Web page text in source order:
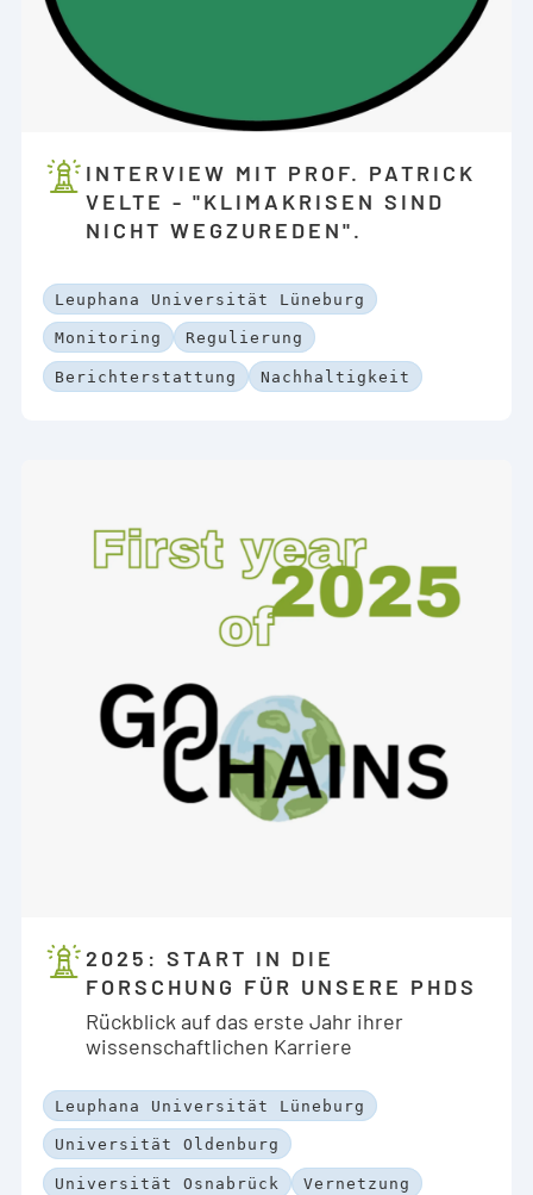
INTERVIEW MIT PROF. PATRICK
VELTE - "KLIMAKRISEN SIND
NICHT WEGZUREDEN".
Leuphana Universität Lüneburg
Monitoring Regulierung
Berichterstattung Nachhaltigkeit
2025: START IN DIE
FORSCHUNG FÜR UNSERE PHDS
Rückblick auf das erste Jahr ihrer
wissenschaftlichen Karriere
Leuphana Universität Lüneburg
Universität Oldenburg
Universität Osnabrück Vernetzung